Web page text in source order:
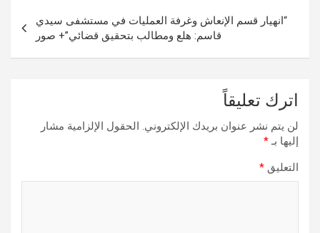
“انهيار قسم الإنعاش وغرفة العمليات في مستشفى سيدي
قاسم: هلع ومطالب بتحقيق قضائي”+ صور
اترك تعليقاً
لن يتم نشر عنوان بريدك الإلكتروني. الحقول الإلزامية مشار
إليها بـ*
التعليق *